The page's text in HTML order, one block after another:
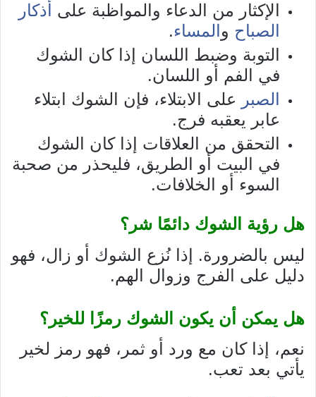
الإكثار من الدعاء والمواظبة على أذكار
الصباح و المساء.
التوبة وضبط اللسان إذا كان الشوك
في الفم أو اللسان.
الصبر على الابتلاء، فإن الشوك ابتلاء
عابر يعقبه فرج.
التحقق من العلاقات إذا كان الشوك
في البيت أو الطريق، فليحذر من صحبة
السوء أو الخلافات.
هل رؤية الشوك دائمًا شر؟
ليس بالضرورة. إذا نُزع الشوك أو زال، فهو
دليل على الفرج وزوال الهم.
هل يمكن أن يكون الشوك رمزًا للخير؟
نعم، إذا كان مع ورد أو ثمر، فهو رمز لخير
يأتي بعد تعب.